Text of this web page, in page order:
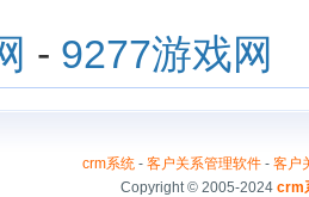
- 9277游戏网
crm系统 - 客户关系管理软件 - 客户
Copyright © 2005-2024 crm